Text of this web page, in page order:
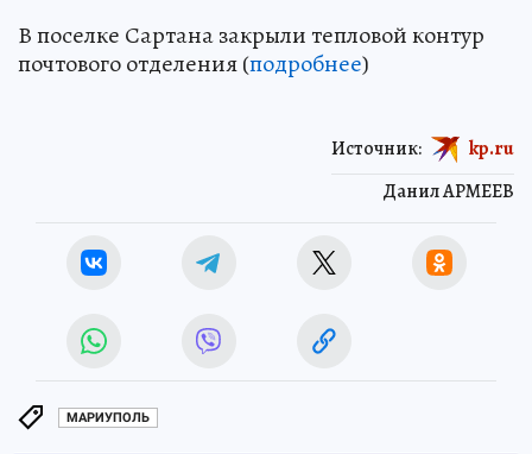
В поселке Сартана закрыли тепловой контур
почтового отделения (подробнее)
Данил АРМЕЕВ
Источник: kp.ru
МАРИУПОЛЬ